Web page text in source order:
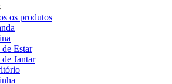
os produtos
de Estar
de Jantar